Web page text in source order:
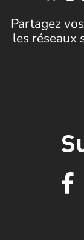
Partagez
les réseaux